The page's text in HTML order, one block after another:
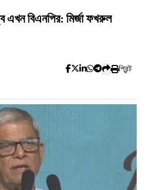
এখন বিএনপির: মির্জা ফখরুল
প্রিন্ট